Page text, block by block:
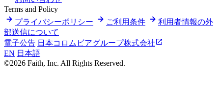
Terms and Policy
プライバシーポリシー
ご利用条件
利用者情報の外
部送信について
電子公告 日本コロムビアグループ株式会社
EN 日本語
©2026 Faith, Inc. All Rights Reserved.